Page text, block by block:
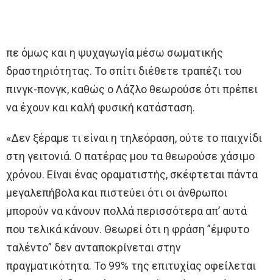
πε όμως και η ψυχαγωγία μέσω σωματικής
δραστηριότητας. Το σπίτι διέθετε τραπέζι του
πινγκ-πονγκ, καθώς ο Λάζλο θεωρούσε ότι πρέπει
να έχουν και καλή φυσική κατάσταση.
«Δεν ξέραμε τι είναι η τηλεόραση, ούτε το παιχνίδι
στη γειτονιά. Ο πατέρας μου τα θεωρούσε χάσιμο
χρόνου. Είναι ένας οραματιστής, σκέφτεται πάντα
μεγαλεπήβολα και πιστεύει ότι οι άνθρωποι
μπορούν να κάνουν πολλά περισσότερα απ’ αυτά
που τελικά κάνουν. Θεωρεί ότι η φράση ”έμφυτο
ταλέντο” δεν ανταποκρίνεται στην
πραγματικότητα. Το 99% της επιτυχίας οφείλεται